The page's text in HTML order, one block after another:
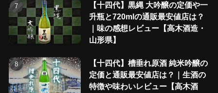
【十四代】黒縄 大吟醸の定価や一
升瓶と720mlの通販最安値店は？
｜味の感想レビュー【高木酒造・
山形県】
【十四代】槽垂れ原酒 純米吟醸の
定価と通販最安値店は？｜生酒の
特徴や味わいレビュー【高木酒